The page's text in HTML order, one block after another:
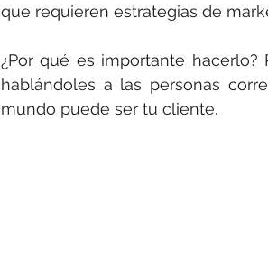
que requieren estrategias de
¿Por qué es importante
hablándoles a las personas
mundo puede ser tu cliente.